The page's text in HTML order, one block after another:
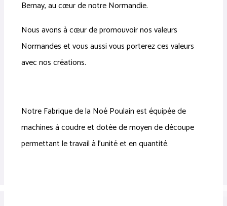
Bernay, au cœur de notre Normandie.
Nous avons à cœur de promouvoir nos valeurs
Normandes et vous aussi vous porterez ces valeurs
avec nos créations.
Notre Fabrique de la Noé Poulain est équipée de
machines à coudre et dotée de moyen de découpe
permettant le travail à l’unité et en quantité.